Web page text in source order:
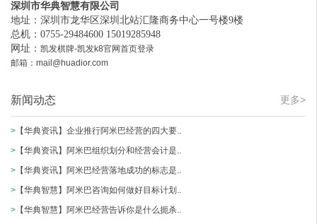
深圳市华典智慧有限公司
地址：深圳市龙华区深圳北站汇隆商务中心一号楼9楼
总机：0755-29484600 15019285948
网址： 凯发棋牌-凯发k8官网首页登录
邮箱： mail@huadior.com
更多>
新闻动态
> 【华典资讯】企业推行阿米巴经营的四大要..
> 【华典资讯】阿米巴组织划分和经营会计是..
> 【华典资讯】阿米巴经营落地成功的标志是..
> 【华典智慧】阿米巴咨询如何做好目标计划..
> 【华典智慧】阿米巴经营告诉你是什么扼杀..